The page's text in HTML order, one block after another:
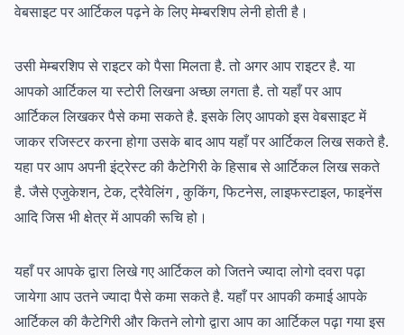
वेबसाइट पर आर्टिकल पढ़ने के लिए मेम्बरशिप लेनी होती है।
उसी मेम्बरशिप से राइटर को पैसा मिलता है. तो अगर आप राइटर है. या
आपको आर्टिकल या स्टोरी लिखना अच्छा लगता है. तो यहाँ पर आप
आर्टिकल लिखकर पैसे कमा सकते है. इसके लिए आपको इस वेबसाइट में
जाकर रजिस्टर करना होगा उसके बाद आप यहाँ पर आर्टिकल लिख सकते है.
यहा पर आप अपनी इंट्रेस्ट की कैटेगिरी के हिसाब से आर्टिकल लिख सकते
है. जैसे एजुकेशन, टेक, ट्रैवेलिंग , कुकिंग, फिटनेस, लाइफस्टाइल, फाइनेंस
आदि जिस भी क्षेत्र में आपकी रूचि हो।
यहाँ पर आपके द्वारा लिखे गए आर्टिकल को जितने ज्यादा लोगो दवरा पढ़ा
जायेगा आप उतने ज्यादा पैसे कमा सकते है. यहाँ पर आपकी कमाई आपके
आर्टिकल की कैटेगिरी और कितने लोगो द्वारा आप का आर्टिकल पढ़ा गया इस